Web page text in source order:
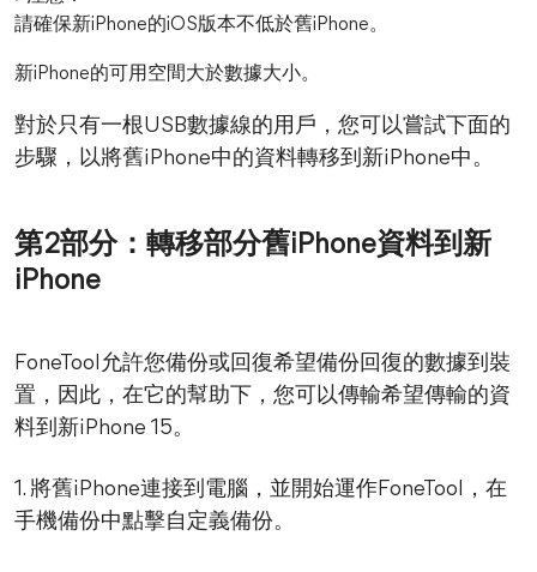
請確保新iPhone的iOS版本不低於舊iPhone。
新iPhone的可用空間大於數據大小。
對於只有一根USB數據線的用戶，您可以嘗試下面的
步驟，以將舊iPhone中的資料轉移到新iPhone中。
第2部分：轉移部分舊iPhone資料到新
iPhone
FoneTool允許您備份或回復希望備份回復的數據到裝
置，因此，在它的幫助下，您可以傳輸希望傳輸的資
料到新iPhone 15。
1. 將舊iPhone連接到電腦，並開始運作FoneTool，在
手機備份中點擊自定義備份。